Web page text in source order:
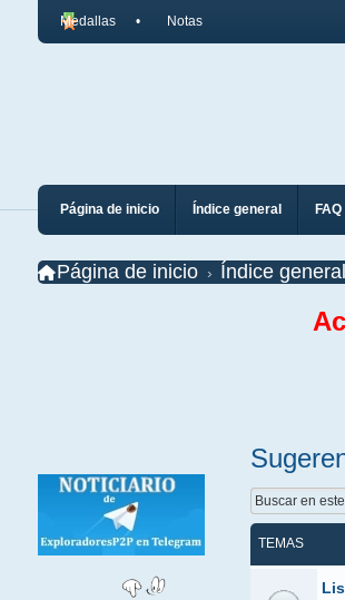
Medallas Notas
Página de inicio Índice general FAQ
Página de inicio Índice general
TEMAS